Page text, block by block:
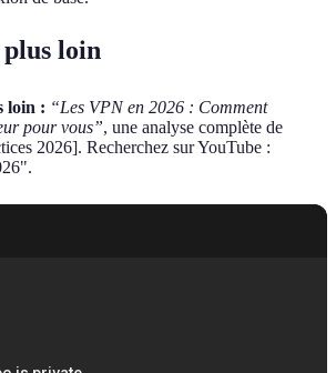
loin
loin : “Les VPN en 2026 : Comment
pour vous”, une analyse complète de
2026]. Recherchez sur YouTube :